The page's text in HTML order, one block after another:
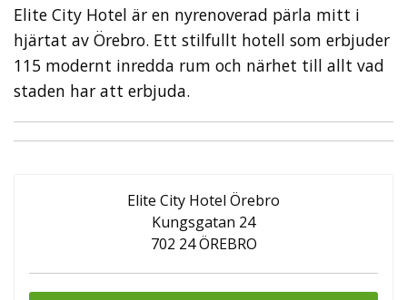
Elite City Hotel är en nyrenoverad pärla mitt i
hjärtat av Örebro. Ett stilfullt hotell som erbjuder
115 modernt inredda rum och närhet till allt vad
staden har att erbjuda.
Elite City Hotel Örebro
Kungsgatan 24
702 24 ÖREBRO